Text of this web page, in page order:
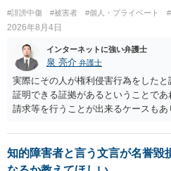
合、相手に全ての弁護士費用を負担
訴訟外の交渉で相手方が認めれば負担
訴訟で判決となった場合は、実際の
められない場合があり何ともいえない
#誹謗中傷 #被害者 #個人・プライベート
2026年8月4日
インターネットに強い弁護士
泉 亮介 弁護士
実際にその人が権利侵害行為をした
証明できる証拠があるということで
請求等を行うことが出来るケースも
に個別に相談されると良いでしょう。
知的障害者と言う文言が名誉毀